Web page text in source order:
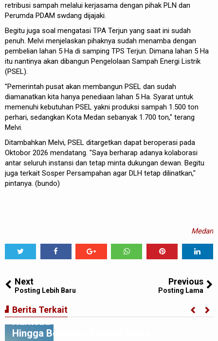
retribusi sampah melalui kerjasama dengan pihak PLN dan
Perumda PDAM swdang dijajaki.
Begitu juga soal mengatasi TPA Terjun yang saat ini sudah
penuh. Melvi menjelaskan pihaknya sudah menamba dengan
pembelian lahan 5 Ha di samping TPS Terjun. Dimana lahan 5 Ha
itu nantinya akan dibangun Pengelolaan Sampah Energi Listrik
(PSEL).
"Pemerintah pusat akan membangun PSEL dan sudah
diamanatkan kita hanya penediaan lahan 5 Ha. Syarat untuk
memenuhi kebutuhan PSEL yakni produksi sampah 1.500 ton
perhari, sedangkan Kota Medan sebanyak 1.700 ton," terang
Melvi.
Ditambahkan Melvi, PSEL ditargetkan dapat beroperasi pada
Oktobor 2026 mendatang. "Saya berharap adanya kolaborasi
antar seluruh instansi dan tetap minta dukungan dewan. Begitu
juga terkait Sosper Persampahan agar DLH tetap dilinatkan,"
pintanya. (bundo)
Medan
Next
Posting Lebih Baru
Previous
Posting Lama
Berita Terkait
Polrestabes Medan Ratakan Bantaran Rel
KA Medan - Kualanamu yang Jadi Sarang
Hingga Beragam Senjata Disita